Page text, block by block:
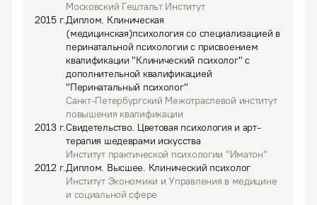
Московский Гештальт Институт
2015г.Диплом. Клиническая
(медицинская)психология со специализацией в
перинатальной психологии с присвоением
квалификации "Клинический психолог" с
дополнительной квалификацией
"Перинатальный психолог"
Санкт-Петербургский Межотраслевой институт
повышения квалификации
2013г.Свидетельство. Цветовая психология и арт-
терапия шедеврами искусства
Институт практической психологии "Иматон"
2012г.Диплом. Высшее. Клинический психолог
Институт Экономики и Управления в медицине
и социальной сфере